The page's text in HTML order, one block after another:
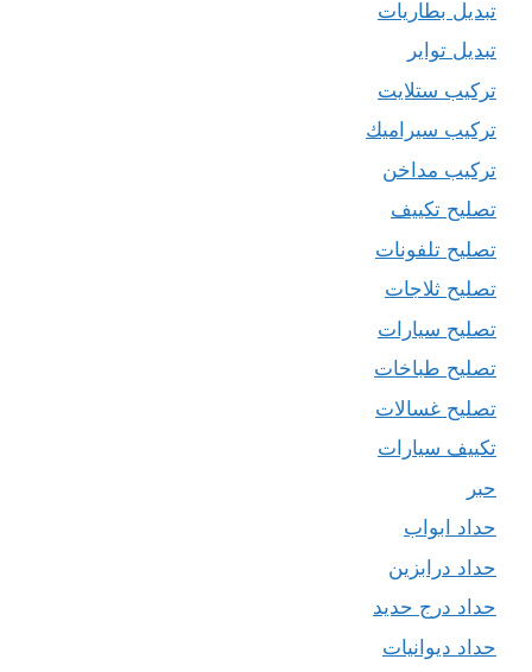
تبديل بطاريات
تبديل تواير
تركيب ستلايت
تركيب سيراميك
تركيب مداخن
تصليح تكييف
تصليح تلفونات
تصليح ثلاجات
تصليح سيارات
تصليح طباخات
تصليح غسالات
تكييف سيارات
حبر
حداد ابواب
حداد درابزين
حداد درج حديد
حداد ديوانيات